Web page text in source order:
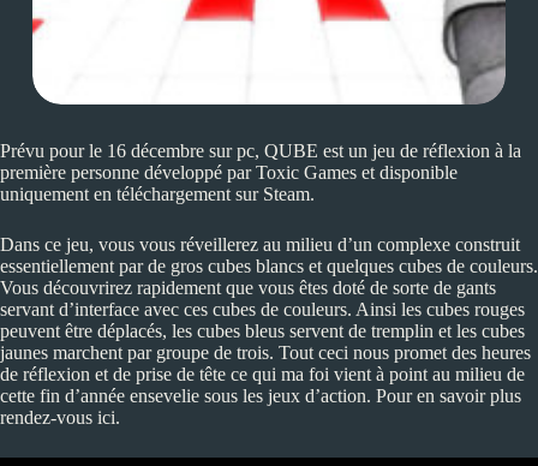
Prévu pour le 16 décembre sur pc, QUBE est un jeu de réflexion à la
première personne développé par Toxic Games et disponible
uniquement en téléchargement sur Steam.
Dans ce jeu, vous vous réveillerez au milieu d’un complexe construit
essentiellement par de gros cubes blancs et quelques cubes de couleurs.
Vous découvrirez rapidement que vous êtes doté de sorte de gants
servant d’interface avec ces cubes de couleurs. Ainsi les cubes rouges
peuvent être déplacés, les cubes bleus servent de tremplin et les cubes
jaunes marchent par groupe de trois. Tout ceci nous promet des heures
de réflexion et de prise de tête ce qui ma foi vient à point au milieu de
cette fin d’année ensevelie sous les jeux d’action. Pour en savoir plus
rendez-vous ici.